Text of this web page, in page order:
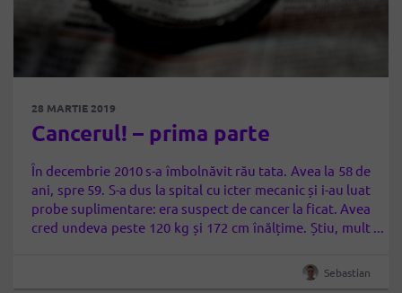
28 MARTIE 2019
Cancerul! – prima parte
În decembrie 2010 s-a îmbolnăvit rău tata. Avea la 58 de
ani, spre 59. S-a dus la spital cu icter mecanic și i-au luat
probe suplimentare: era suspect de cancer la ficat. Avea
cred undeva peste 120 kg și 172 cm înălțime. Știu, mult
Sebastian